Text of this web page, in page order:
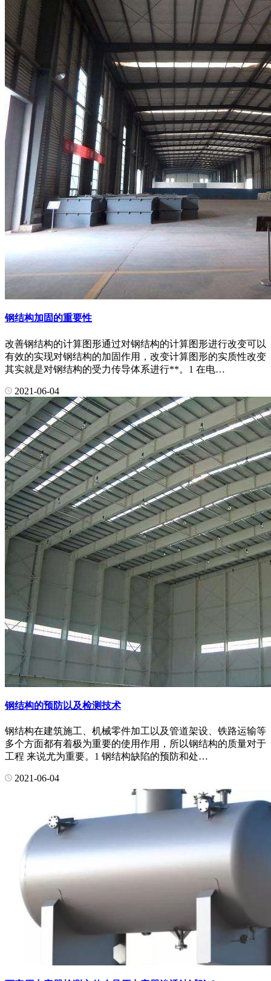
钢结构加固的重要性
改善钢结构的计算图形通过对钢结构的计算图形进行改变可以
有效的实现对钢结构的加固作用，改变计算图形的实质性改变
其实就是对钢结构的受力传导体系进行**。1 在电…
2021-06-04
钢结构的预防以及检测技术
钢结构在建筑施工、机械零件加工以及管道架设、铁路运输等
多个方面都有着极为重要的使用作用，所以钢结构的质量对于
工程 来说尤为重要。1 钢结构缺陷的预防和处…
2021-06-04